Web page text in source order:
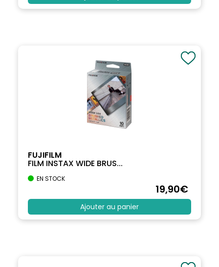
FUJIFILM
FILM INSTAX WIDE BRUS...
EN STOCK
19,90€
Ajouter au panier